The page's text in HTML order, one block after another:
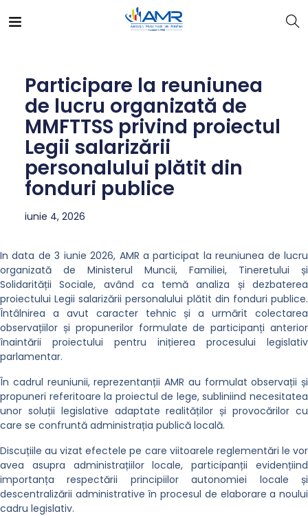
Participare la reuniunea
de lucru organizată de
MMFTTSS privind proiectul
Legii salarizării
personalului plătit din
fonduri publice
iunie 4, 2026
In data de 3 iunie 2026, AMR a participat la reuniunea de lucru
organizată de Ministerul Muncii, Familiei, Tineretului și
Solidarității Sociale, având ca temă analiza și dezbaterea
proiectului Legii salarizării personalului plătit din fonduri publice.
Întâlnirea a avut caracter tehnic și a urmărit colectarea
observațiilor și propunerilor formulate de participanți anterior
înaintării proiectului pentru inițierea procesului legislativ
parlamentar.
În cadrul reuniunii, reprezentanții AMR au formulat observații și
propuneri referitoare la proiectul de lege, subliniind necesitatea
unor soluții legislative adaptate realităților și provocărilor cu
care se confruntă administrația publică locală.
Discuțiile au vizat efectele pe care viitoarele reglementări le vor
avea asupra administrațiilor locale, participanții evidențiind
importanța respectării principiilor autonomiei locale și
descentralizării administrative în procesul de elaborare a noului
cadru legislativ.